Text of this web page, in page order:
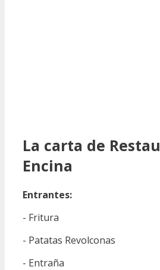
La carta de
Encina
Entrantes:
- Fritura
- Patatas Revolconas
- Entraña